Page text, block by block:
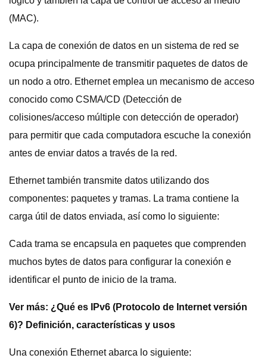
(MAC).
La capa de conexión de datos en un sistema de red se
ocupa principalmente de transmitir paquetes de datos de
un nodo a otro. Ethernet emplea un mecanismo de acceso
conocido como CSMA/CD (Detección de
colisiones/acceso múltiple con detección de operador)
para permitir que cada computadora escuche la conexión
antes de enviar datos a través de la red.
Ethernet también transmite datos utilizando dos
componentes: paquetes y tramas. La trama contiene la
carga útil de datos enviada, así como lo siguiente:
Cada trama se encapsula en paquetes que comprenden
muchos bytes de datos para configurar la conexión e
identificar el punto de inicio de la trama.
Ver más: ¿Qué es IPv6 (Protocolo de Internet versión
6)? Definición, características y usos
Una conexión Ethernet abarca lo siguiente: